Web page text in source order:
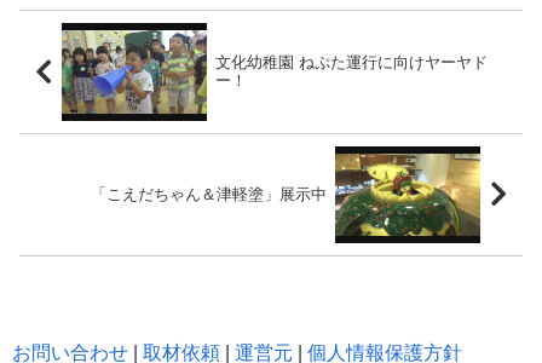
文化幼稚園 ねぷた運行に向けヤーヤド
ー！
「こえだちゃん＆津軽塗」展示中
お問い合わせ 取材依頼 運営元 個人情報保護方針